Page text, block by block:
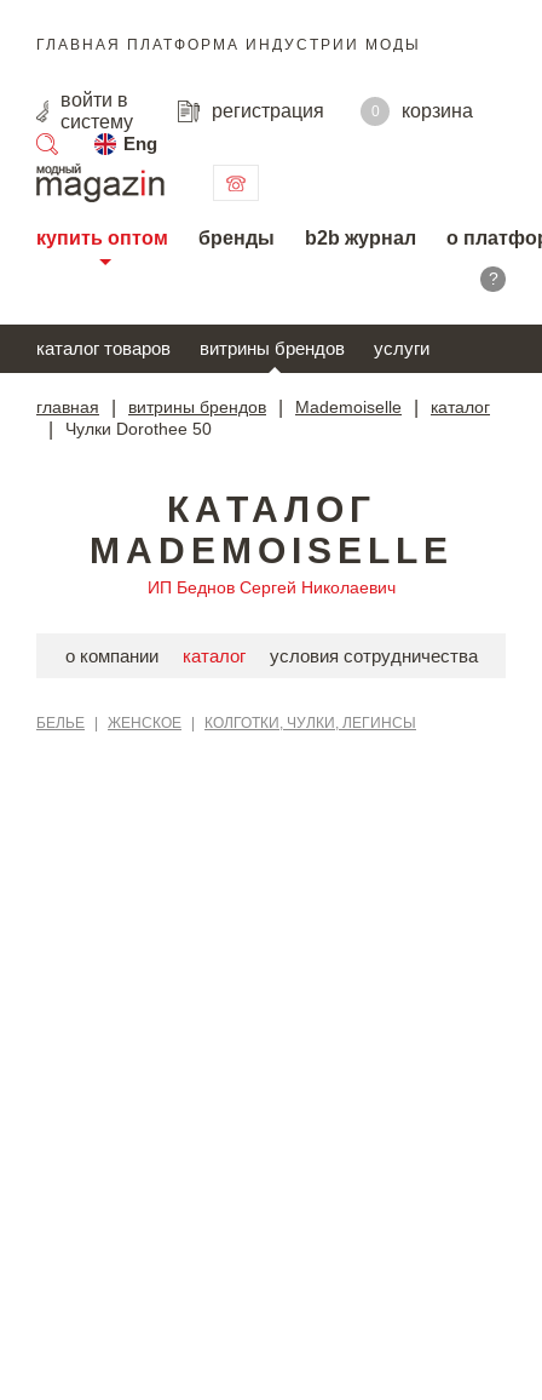
ГЛАВНАЯ ПЛАТФОРМА ИНДУСТРИИ МОДЫ
войти в
систему
регистрация 0
корзина
Eng
поиск
купить оптом бренды b2b журнал о
?
каталог товаров витрины брендов услуги
главная витрины брендов Mademoiselle каталог
Чулки Dorothee 50
КАТАЛОГ
MADEMOISELLE
ИП Беднов Сергей Николаевич
о компании каталог условия сотрудничества
БЕЛЬЕ ЖЕНСКОЕ КОЛГОТКИ, ЧУЛКИ, ЛЕГИНСЫ